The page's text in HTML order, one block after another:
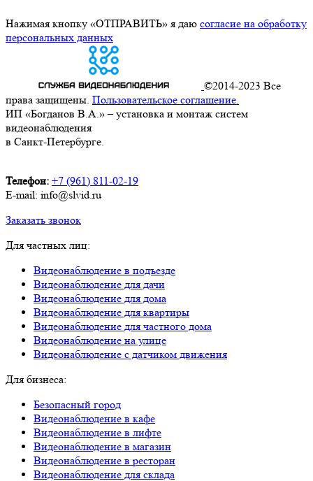
Нажимая кнопку «ОТПРАВИТЬ» я даю согласие на обработку
персональных данных
©2014-2023 Все
права защищены. Пользовательское соглашение.
ИП «Богданов В.А.» – установка и монтаж систем
видеонаблюдения
в Санкт-Петербурге.
Телефон: +7 (961) 811-02-19
E-mail: info@slvid.ru
Заказать звонок
Для частных лиц:
Видеонаблюдение в подъезде
Видеонаблюдение для дачи
Видеонаблюдение для дома
Видеонаблюдение для квартиры
Видеонаблюдение для частного дома
Видеонаблюдение на улице
Видеонаблюдение с датчиком движения
Для бизнеса:
Безопасный город
Видеонаблюдение в кафе
Видеонаблюдение в лифте
Видеонаблюдение в магазин
Видеонаблюдение в ресторан
Видеонаблюдение для склада